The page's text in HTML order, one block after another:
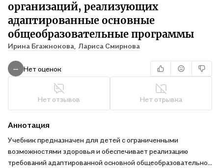
организаций, реализующих
адаптированные основные
общеобразовательные программы
Ирина Бгажнокова, Лариса Смирнова
— Нет оценок
Нет отзывов Нет отрывка
Аннотация
Учебник предназначен для детей с ограниченными
возможностями здоровья и обеспечивает реализацию
требований адаптированной основной общеобразовательной